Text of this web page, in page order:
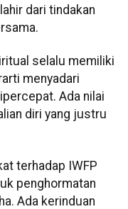
dari tindakan
selalu memiliki
menyadari
Ada nilai
diri yang justru
terhadap IWFP
penghormatan
Ada kerinduan